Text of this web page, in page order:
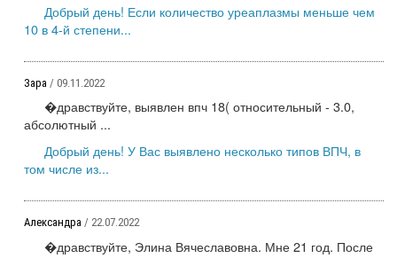
Добрый день! Если количество уреаплазмы меньше чем
10 в 4-й степени...
Зара / 09.11.2022
�дравствуйте, выявлен впч 18( относительный - 3.0,
абсолютный ...
Добрый день! У Вас выявлено несколько типов ВПЧ, в
том числе из...
Александра / 22.07.2022
�дравствуйте, Элина Вячеславовна. Мне 21 год. После